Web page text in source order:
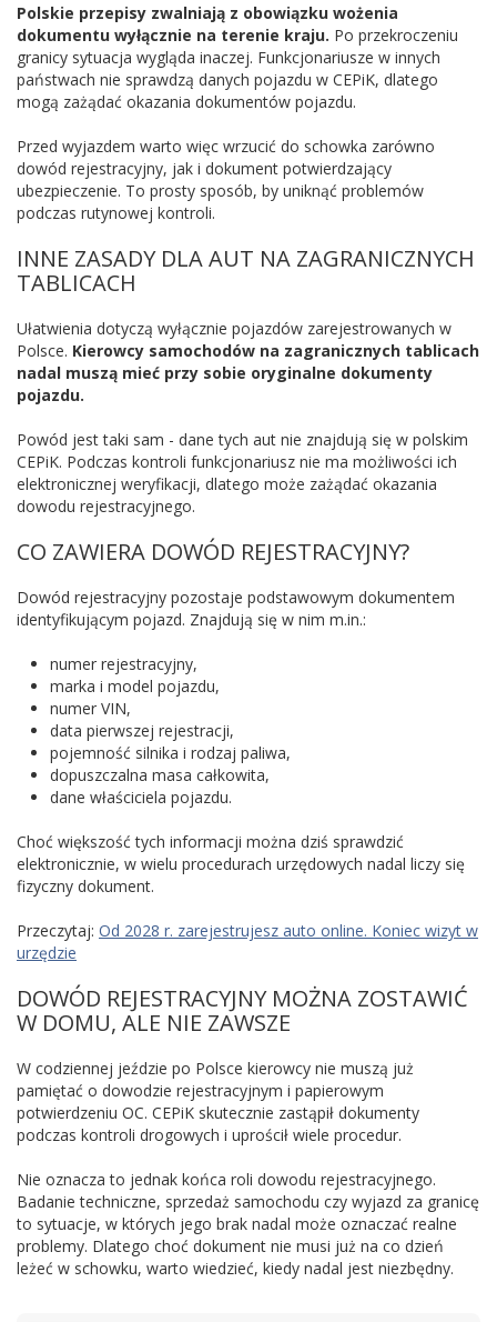
Polskie przepisy zwalniają z obowiązku wożenia
dokumentu wyłącznie na terenie kraju. Po przekroczeniu
granicy sytuacja wygląda inaczej. Funkcjonariusze w innych
państwach nie sprawdzą danych pojazdu w CEPiK, dlatego
mogą zażądać okazania dokumentów pojazdu.
Przed wyjazdem warto więc wrzucić do schowka zarówno
dowód rejestracyjny, jak i dokument potwierdzający
ubezpieczenie. To prosty sposób, by uniknąć problemów
podczas rutynowej kontroli.
INNE ZASADY DLA AUT NA ZAGRANICZNYCH
TABLICACH
Ułatwienia dotyczą wyłącznie pojazdów zarejestrowanych w
Polsce. Kierowcy samochodów na zagranicznych tablicach
nadal muszą mieć przy sobie oryginalne dokumenty
pojazdu.
Powód jest taki sam - dane tych aut nie znajdują się w polskim
CEPiK. Podczas kontroli funkcjonariusz nie ma możliwości ich
elektronicznej weryfikacji, dlatego może zażądać okazania
dowodu rejestracyjnego.
CO ZAWIERA DOWÓD REJESTRACYJNY?
Dowód rejestracyjny pozostaje podstawowym dokumentem
identyfikującym pojazd. Znajdują się w nim m.in.:
numer rejestracyjny,
marka i model pojazdu,
numer VIN,
data pierwszej rejestracji,
pojemność silnika i rodzaj paliwa,
dopuszczalna masa całkowita,
dane właściciela pojazdu.
Choć większość tych informacji można dziś sprawdzić
elektronicznie, w wielu procedurach urzędowych nadal liczy się
fizyczny dokument.
Przeczytaj: Od 2028 r. zarejestrujesz auto online. Koniec wizyt w
urzędzie
DOWÓD REJESTRACYJNY MOŻNA ZOSTAWIĆ
W DOMU, ALE NIE ZAWSZE
W codziennej jeździe po Polsce kierowcy nie muszą już
pamiętać o dowodzie rejestracyjnym i papierowym
potwierdzeniu OC. CEPiK skutecznie zastąpił dokumenty
podczas kontroli drogowych i uprościł wiele procedur.
Nie oznacza to jednak końca roli dowodu rejestracyjnego.
Badanie techniczne, sprzedaż samochodu czy wyjazd za granicę
to sytuacje, w których jego brak nadal może oznaczać realne
problemy. Dlatego choć dokument nie musi już na co dzień
leżeć w schowku, warto wiedzieć, kiedy nadal jest niezbędny.